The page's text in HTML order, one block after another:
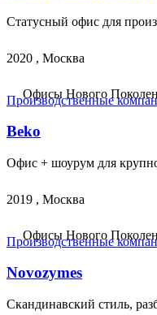
Статусный офис для
2020 , Москва
Офисы Нового
Производственные
Beko
Офис + шоурум для
2019 , Москва
Офисы Нового
Производственные
Novozymes
Скандинавский стиль,